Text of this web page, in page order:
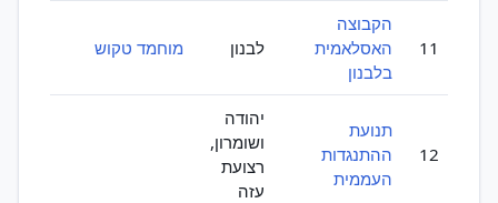
11
הקבוצה
האסלאמית
בלבנון
לבנון מוחמד טקוש
12
תנועת
ההתנגדות
העממית
יהודה
ושומרון,
רצועת
עזה